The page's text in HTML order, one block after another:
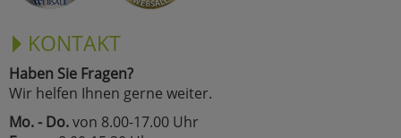
KONTAKT
Haben Sie Fragen?
Wir helfen Ihnen gerne weiter.
Mo. - Do.von 8.00-17.00 Uhr